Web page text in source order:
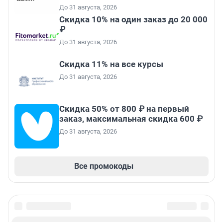
До 31 августа, 2026
Скидка 10% на один заказ до 20 000
₽
До 31 августа, 2026
Скидка 11% на все курсы
До 31 августа, 2026
Скидка 50% от 800 ₽ на первый
заказ, максимальная скидка 600 ₽
До 31 августа, 2026
Все промокоды